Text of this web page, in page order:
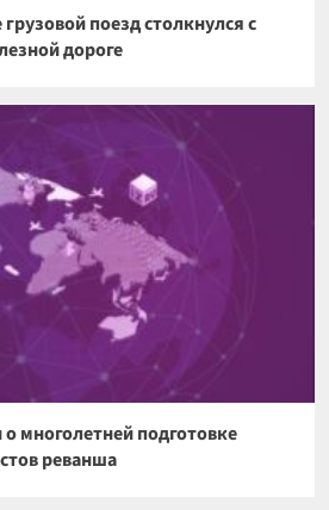
поезд столкнулся с
дороге
многолетней подготовке
реванша